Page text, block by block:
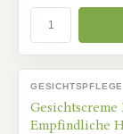
GESICHTSPFLEGE
Empfindliche